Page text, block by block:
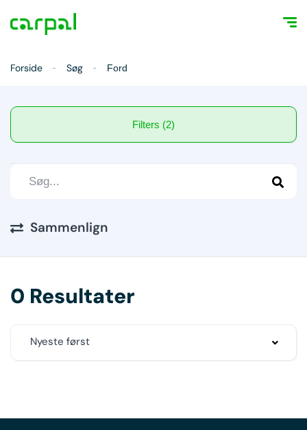
Forside Søg Ford
Filters (2)
Sammenlign
0 Resultater
Nyeste først